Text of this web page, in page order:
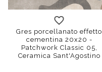
Gres porcellanato effetto
cementina 20x20 -
Patchwork Classic 05,
Ceramica Sant'Agostino